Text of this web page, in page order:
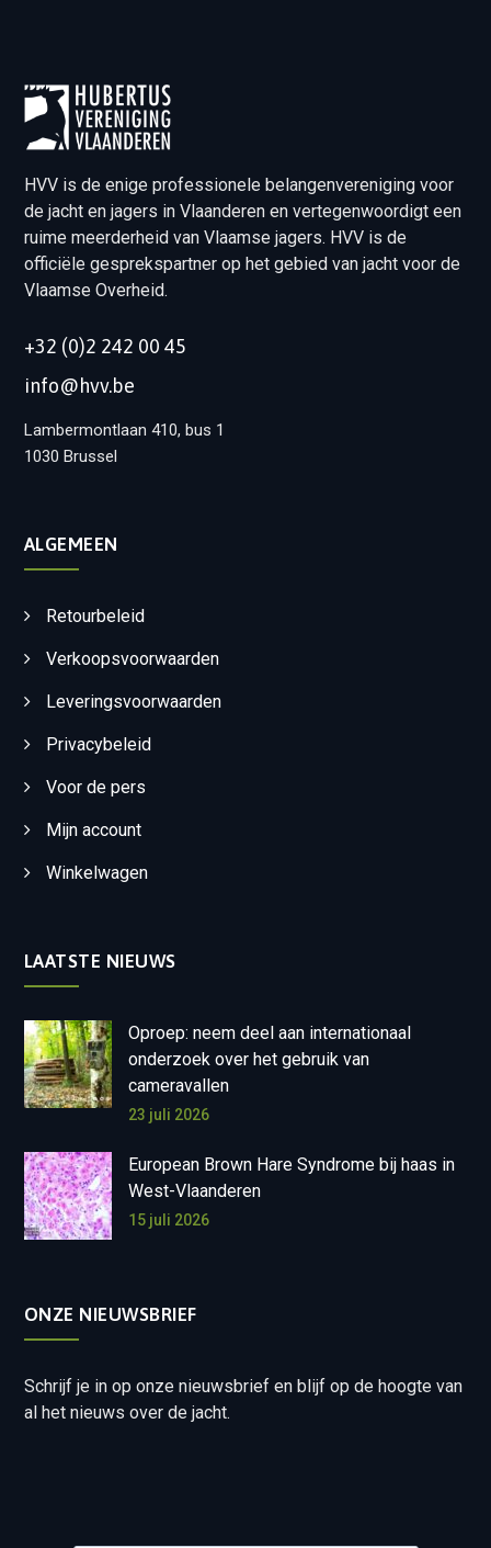
HVV is de enige professionele belangenvereniging voor
de jacht en jagers in Vlaanderen en vertegenwoordigt een
ruime meerderheid van Vlaamse jagers. HVV is de
officiële gesprekspartner op het gebied van jacht voor de
Vlaamse Overheid.
+32 (0)2 242 00 45
info@hvv.be
Lambermontlaan 410, bus 1
1030 Brussel
ALGEMEEN
Retourbeleid
Verkoopsvoorwaarden
Leveringsvoorwaarden
Privacybeleid
Voor de pers
Mijn account
Winkelwagen
LAATSTE NIEUWS
Oproep: neem deel aan internationaal
onderzoek over het gebruik van
cameravallen
23 juli 2026
European Brown Hare Syndrome bij haas in
West-Vlaanderen
15 juli 2026
ONZE NIEUWSBRIEF
Schrijf je in op onze nieuwsbrief en blijf op de hoogte van
al het nieuws over de jacht.